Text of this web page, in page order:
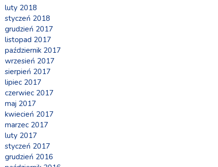
luty 2018
styczeń 2018
grudzień 2017
listopad 2017
październik 2017
wrzesień 2017
sierpień 2017
lipiec 2017
czerwiec 2017
maj 2017
kwiecień 2017
marzec 2017
luty 2017
styczeń 2017
grudzień 2016